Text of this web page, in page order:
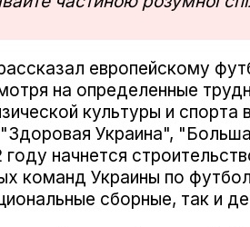
европейскому
на определенные
культуры и
Украина",
году начнется
команд Украины по
сборные, так и